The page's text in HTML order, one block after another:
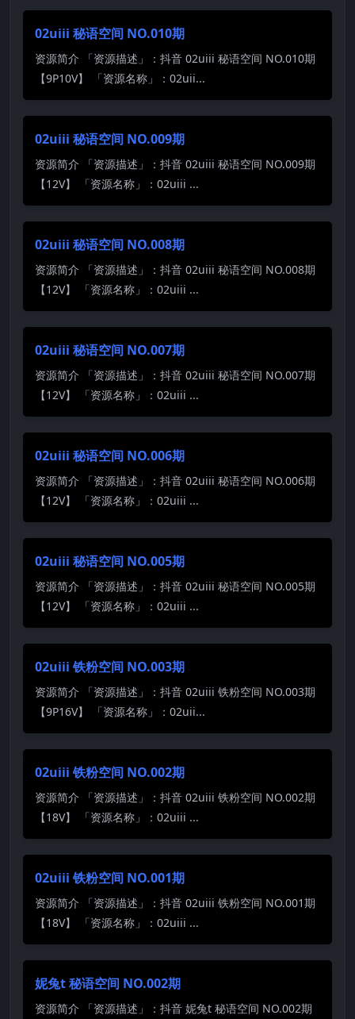
02uiii 秘语空间 NO.010期
资源简介 「资源描述」：抖音 02uiii 秘语空间 NO.010期
【9P10V】 「资源名称」：02uii...
02uiii 秘语空间 NO.009期
资源简介 「资源描述」：抖音 02uiii 秘语空间 NO.009期
【12V】 「资源名称」：02uiii ...
02uiii 秘语空间 NO.008期
资源简介 「资源描述」：抖音 02uiii 秘语空间 NO.008期
【12V】 「资源名称」：02uiii ...
02uiii 秘语空间 NO.007期
资源简介 「资源描述」：抖音 02uiii 秘语空间 NO.007期
【12V】 「资源名称」：02uiii ...
02uiii 秘语空间 NO.006期
资源简介 「资源描述」：抖音 02uiii 秘语空间 NO.006期
【12V】 「资源名称」：02uiii ...
02uiii 秘语空间 NO.005期
资源简介 「资源描述」：抖音 02uiii 秘语空间 NO.005期
【12V】 「资源名称」：02uiii ...
02uiii 铁粉空间 NO.003期
资源简介 「资源描述」：抖音 02uiii 铁粉空间 NO.003期
【9P16V】 「资源名称」：02uii...
02uiii 铁粉空间 NO.002期
资源简介 「资源描述」：抖音 02uiii 铁粉空间 NO.002期
【18V】 「资源名称」：02uiii ...
02uiii 铁粉空间 NO.001期
资源简介 「资源描述」：抖音 02uiii 铁粉空间 NO.001期
【18V】 「资源名称」：02uiii ...
妮兔t 秘语空间 NO.002期
资源简介 「资源描述」：抖音 妮兔t 秘语空间 NO.002期